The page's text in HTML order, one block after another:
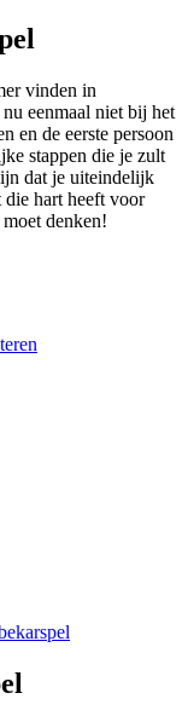
vinden in
eenmaal niet bij het
en de eerste persoon
stappen die je zult
dat je uiteindelijk
die hart heeft voor
denken!